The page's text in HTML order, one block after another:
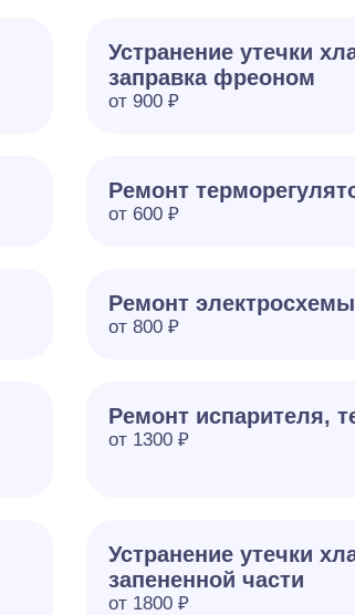
Устранение утечки
заправка фреоном
от 900 ₽
Ремонт
от 600 ₽
Ремонт электросхемы
от 800 ₽
Ремонт испарителя,
от 1300 ₽
Устранение утечки
запененной части
от 1800 ₽